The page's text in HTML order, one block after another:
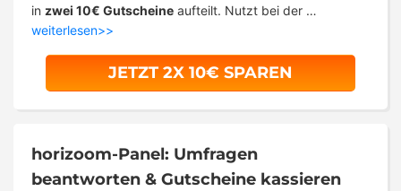
in zwei 10€ Gutscheine aufteilt. Nutzt bei der …
weiterlesen>>
JETZT 2X 10€ SPAREN
horizoom-Panel: Umfragen
beantworten & Gutscheine kassieren